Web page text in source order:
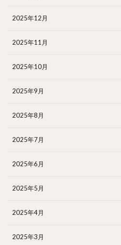
2025年12月
2025年11月
2025年10月
2025年9月
2025年8月
2025年7月
2025年6月
2025年5月
2025年4月
2025年3月